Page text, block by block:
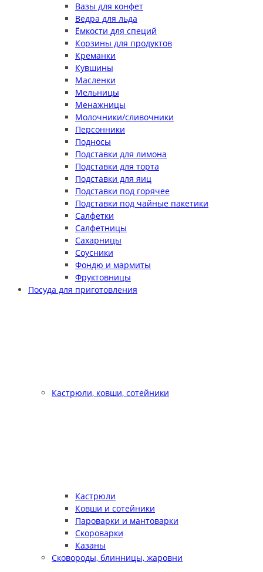
Вазы для конфет
Ведра для льда
Ёмкости для специй
Корзины для продуктов
Креманки
Кувшины
Масленки
Мельницы
Менажницы
Молочники/сливочники
Персонники
Подносы
Подставки для лимона
Подставки для торта
Подставки для яиц
Подставки под горячее
Подставки под чайные пакетики
Салфетки
Салфетницы
Сахарницы
Соусники
Фондю и мармиты
Фруктовницы
Посуда для приготовления
Кастрюли, ковши, сотейники
Кастрюли
Ковши и сотейники
Пароварки и мантоварки
Скороварки
Казаны
Сковороды, блинницы, жаровни